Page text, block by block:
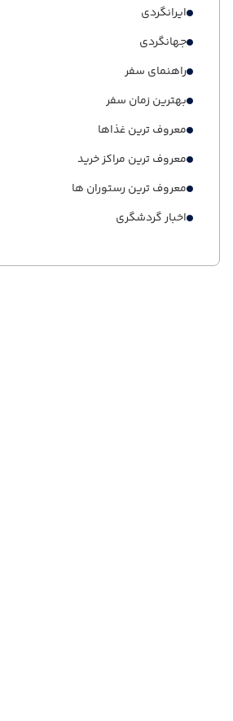
ایرانگردی
جهانگردی
راهنمای سفر
بهترین زمان سفر
معروف ترین غذاها
معروف ترین مراکز خرید
معروف ترین رستوران ها
اخبار گردشگری